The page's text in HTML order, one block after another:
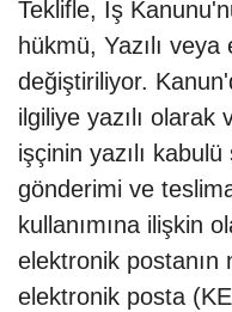
Teklifle, İş
hükmü, Yazılı
değiştiriliyor.
ilgiliye yazılı olarak
işçinin yazılı
gönderimi ve
kullanımına ilişkin
elektronik postanın
elektronik posta